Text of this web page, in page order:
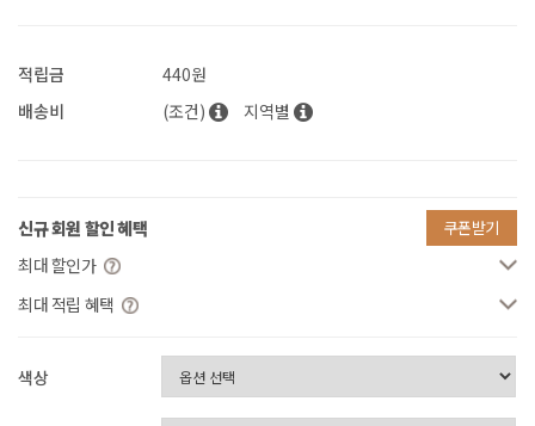
적립금
440원
배송비
(조건) 지역별
신규 회원 할인 혜택 쿠폰받기
최대 할인가
최대 적립 혜택
색상